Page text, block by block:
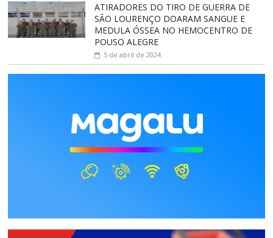
ATIRADORES DO TIRO DE GUERRA DE
SÃO LOURENÇO DOARAM SANGUE E
MEDULA ÓSSEA NO HEMOCENTRO DE
POUSO ALEGRE
5 de abril de 2024